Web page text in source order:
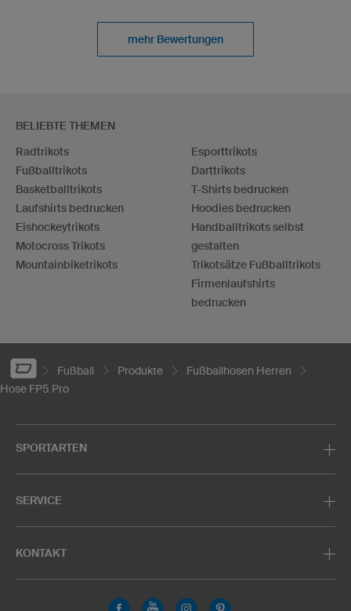
mehr Bewertungen
BELIEBTE THEMEN
Radtrikots
Fußballtrikots
Basketballtrikots
Laufshirts bedrucken
Eishockeytrikots
Motocross Trikots
Mountainbiketrikots
Esporttrikots
Darttrikots
T-Shirts bedrucken
Hoodies bedrucken
Handballtrikots selbst
gestalten
Trikotsätze Fußballtrikots
Firmenlaufshirts
bedrucken
Fußball Produkte
Fußballhosen Herren
Hose FP5 Pro
SPORTARTEN
SERVICE
KONTAKT